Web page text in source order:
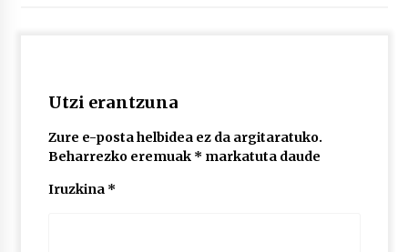
Larunbatean Plentziako Itsas Martxa ospatuko
da
2026/07/07
Utzi erantzuna
Zure e-posta helbidea ez da argitaratuko.
Beharrezko eremuak * markatuta daude
Iruzkina *